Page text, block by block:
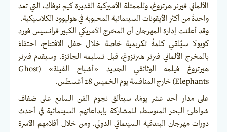
الألماني فيرنر هرتزوغ، وللممثلة الأميركية القديرة كيم نوفاك، التي تعد
واحدةً من أكثر الأيقونات السينمائية المحبوبة في هوليوود الكلاسيكية.
وقد أعلنت إدارة المهرجان أن المخرج الأمريكي الكبير فرانسيس فورد
كوبولا سيُلقي كلمةً تكريمية خاصة خلال حفل الافتتاح، احتفاءً
بالمخرج الألماني فيرنر هيرتزوغ، قبل تسليمه الجائزة. وسيقدم فيرنر
هيرتزوغ فيلمه الوثائقي الجديد «أشباح الفيلة» (Ghost
Elephants) خارج المنافسة يوم الخميس 28 أغسطس.
على مدار أحد عشر يومًا، سيتألق نجوم الفن السابع على ضفاف
شواطئ البحر المتوسط، للمشاركة بإبداعاتهم السينمائية في أحدث
دورات مهرجان البندقية السينمائي الدولي. ومن خلال أفلامهم الآسرة